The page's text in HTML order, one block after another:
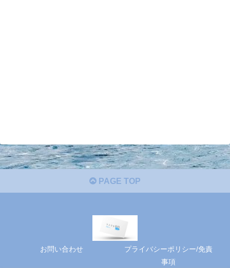
PAGE TOP
お問い合わせ
プライバシーポリシー/免責
事項